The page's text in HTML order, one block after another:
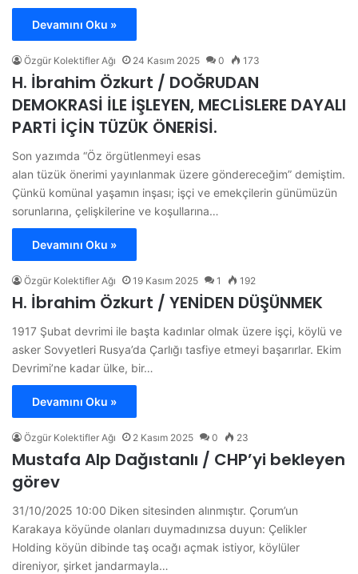
Devamını Oku »
Özgür Kolektifler Ağı 24 Kasım 2025 0 173
H. İbrahim Özkurt / DOĞRUDAN
DEMOKRASİ İLE İŞLEYEN, MECLİSLERE DAYALI
PARTİ İÇİN TÜZÜK ÖNERİSİ.
Son yazımda “Öz örgütlenmeyi esas
alan tüzük önerimi yayınlanmak üzere göndereceğim” demiştim.
Çünkü komünal yaşamın inşası; işçi ve emekçilerin günümüzün
sorunlarına, çelişkilerine ve koşullarına…
Devamını Oku »
Özgür Kolektifler Ağı 19 Kasım 2025 1 192
H. İbrahim Özkurt / YENİDEN DÜŞÜNMEK
1917 Şubat devrimi ile başta kadınlar olmak üzere işçi, köylü ve
asker Sovyetleri Rusya’da Çarlığı tasfiye etmeyi başarırlar. Ekim
Devrimi’ne kadar ülke, bir…
Devamını Oku »
Özgür Kolektifler Ağı 2 Kasım 2025 0 23
Mustafa Alp Dağıstanlı / CHP’yi bekleyen
görev
31/10/2025 10:00 Diken sitesinden alınmıştır. Çorum’un
Karakaya köyünde olanları duymadınızsa duyun: Çelikler
Holding köyün dibinde taş ocağı açmak istiyor, köylüler
direniyor, şirket jandarmayla…